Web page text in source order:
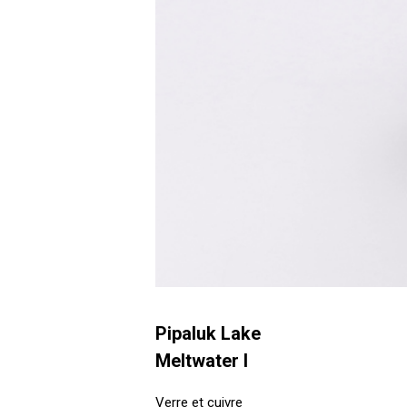
Pipaluk Lake
Meltwater I
Verre et cuivre